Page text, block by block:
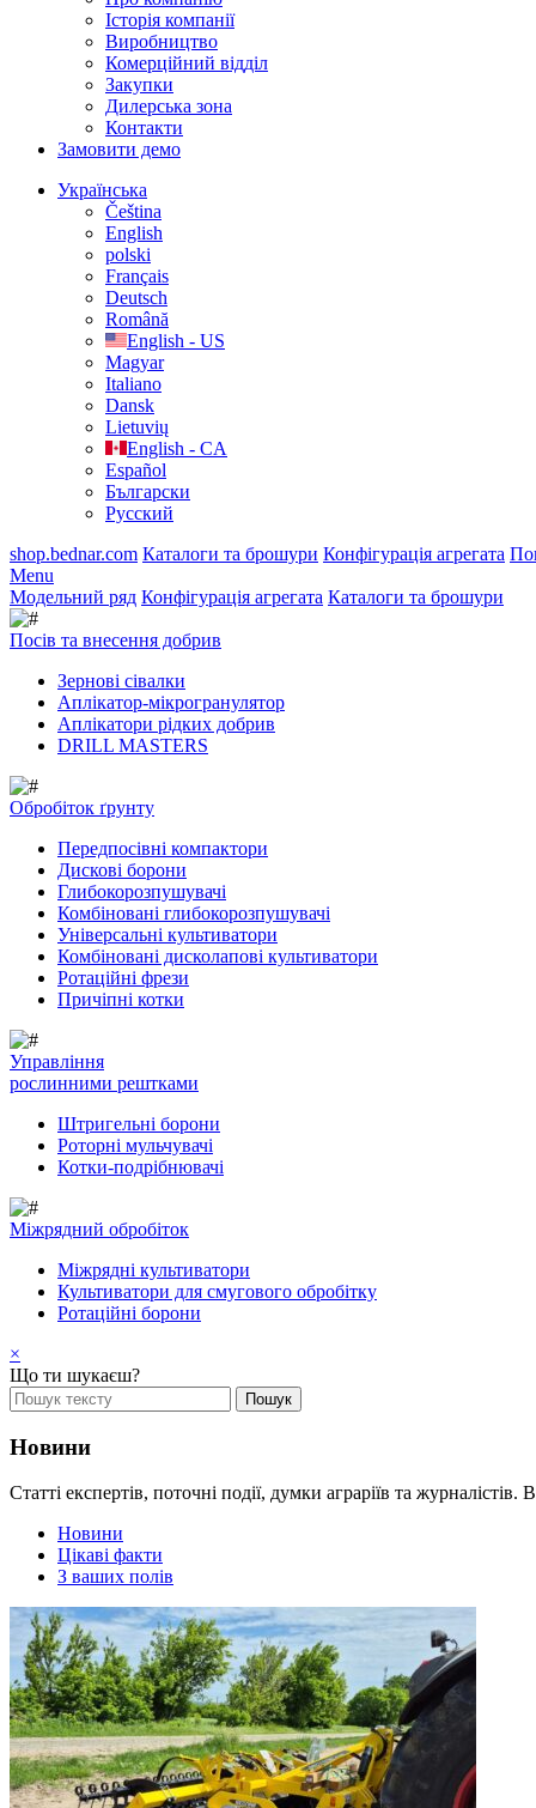
Історія компанії
Виробництво
Комерційний відділ
Закупки
Дилерська зона
Контакти
Замовити демо
Українська
Čeština
English
polski
Français
Deutsch
Română
English - US
Magyar
Italiano
Dansk
Lietuvių
English - CA
Español
Български
Русский
shop.bednar.com Каталоги та брошури Конфігурація агрегата
Menu
Модельний ряд Конфігурація агрегата Каталоги та брошури
Посів та внесення добрив
Зернові сівалки
Аплікатор-мікрогранулятор
Аплікатори рідких добрив
DRILL MASTERS
Обробіток ґрунту
Передпосівні компактори
Дискові борони
Глибокорозпушувачі
Комбіновані глибокорозпушувачі
Універсальні культиватори
Комбіновані дисколапові культиватори
Ротаційні фрези
Причіпні котки
Управління
рослинними рештками
Штригельні борони
Pоторні мульчувачі
Котки-подрібнювачі
Mіжрядний обробіток
Міжрядні культиватори
Культиватори для смугового обробітку
Ротаційні борони
×
Що ти шукаєш?
Новини
Статті експертів, поточні події, думки аграріїв та журналістів.
Новини
Цікаві факти
З ваших полів